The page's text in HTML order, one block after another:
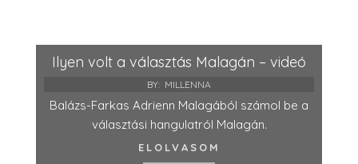
Ilyen volt a választás Malagán – videó
BY: MILLENNA
Balázs-Farkas Adrienn Malagából számol be a
választási hangulatról Malagán.
ELOLVASOM